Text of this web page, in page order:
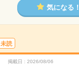
気になる！
未読
掲載日 2026/08/06